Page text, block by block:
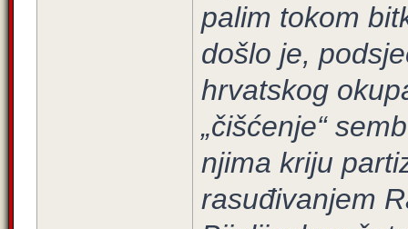
palim tokom
došlo je,
hrvatskog
„čišćenje“
njima kriju
rasuđivanjem